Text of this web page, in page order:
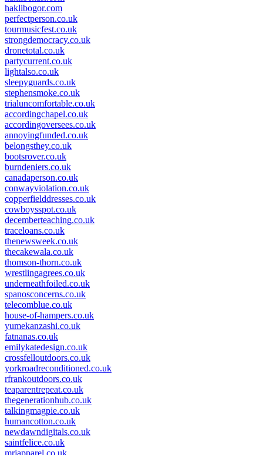
haklibogor.com
perfectperson.co.uk
tourmusicfest.co.uk
strongdemocracy.co.uk
dronetotal.co.uk
partycurrent.co.uk
lightalso.co.uk
sleepyguards.co.uk
stephensmoke.co.uk
trialuncomfortable.co.uk
accordingchapel.co.uk
accordingoversees.co.uk
annoyingfunded.co.uk
belongsthey.co.uk
bootsrover.co.uk
burndeniers.co.uk
canadaperson.co.uk
conwayviolation.co.uk
copperfielddresses.co.uk
cowboysspot.co.uk
decemberteaching.co.uk
traceloans.co.uk
thenewsweek.co.uk
thecakewala.co.uk
thomson-thorn.co.uk
wrestlingagrees.co.uk
underneathfoiled.co.uk
spanosconcerns.co.uk
telecomblue.co.uk
house-of-hampers.co.uk
yumekanzashi.co.uk
fatnanas.co.uk
emilykatedesign.co.uk
crossfelloutdoors.co.uk
yorkroadreconditioned.co.uk
rfrankoutdoors.co.uk
teaparentrepeat.co.uk
thegenerationhub.co.uk
talkingmagpie.co.uk
humancotton.co.uk
newdawndigitals.co.uk
saintfelice.co.uk
mrjapparel.co.uk